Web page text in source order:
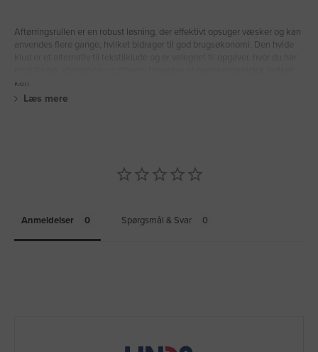
Aftørringsrullen er en robust løsning, der effektivt opsuger væsker og kan
anvendes flere gange, hvilket bidrager til god brugsøkonomi. Den hvide
kan
Læs mere
Anmeldelser Spørgsmål & Svar